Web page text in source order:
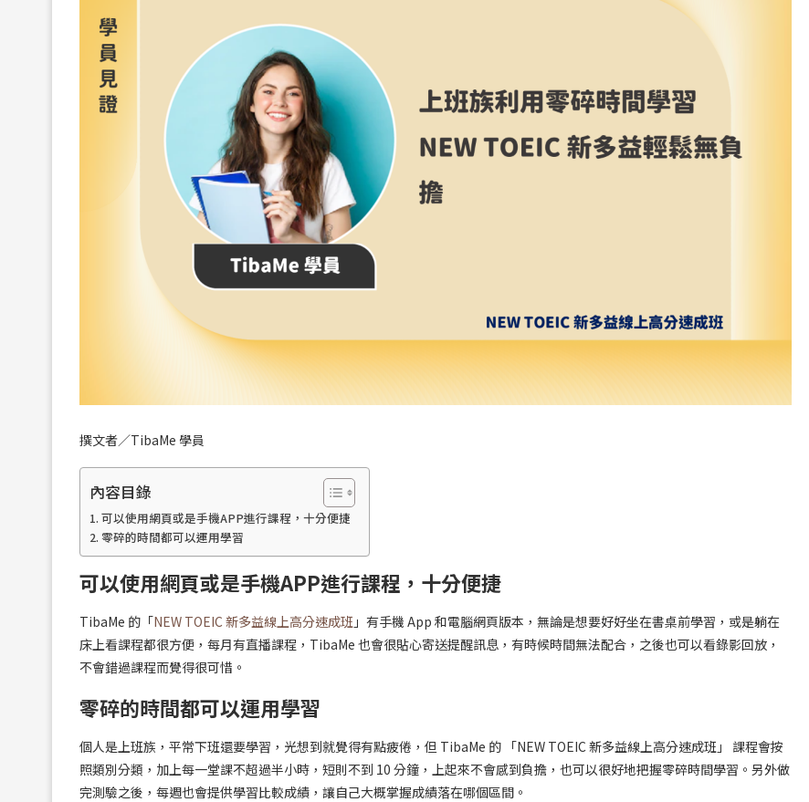
撰文者／TibaMe 學員
內容目錄
可以使用網頁或是手機APP進行課程，十分便捷
零碎的時間都可以運用學習
可以使用網頁或是手機APP進行課程，十分便捷
TibaMe 的「NEW TOEIC 新多益線上高分速成班 」有手機 App 和電腦網頁版本，無論是想要好好坐在書桌前學習，或是躺在
床上看課程都很方便，每月有直播課程，TibaMe 也會很貼心寄送提醒訊息，有時候時間無法配合，之後也可以看錄影回放，
不會錯過課程而覺得很可惜。
零碎的時間都可以運用學習
個人是上班族，平常下班還要學習，光想到就覺得有點疲倦，但 TibaMe 的 「NEW TOEIC 新多益線上高分速成班」 課程會按
照類別分類，加上每一堂課不超過半小時，短則不到 10 分鐘，上起來不會感到負擔，也可以很好地把握零碎時間學習。另外做
完測驗之後，每週也會提供學習比較成績，讓自己大概掌握成績落在哪個區間。